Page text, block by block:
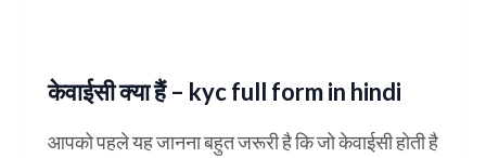
केवाईसी क्या हैं – kyc full form in hindi
आपको पहले यह जानना बहुत जरूरी है कि जो केवाईसी होती है